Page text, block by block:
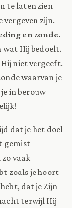
te laten zien
vergeven zijn.
en zonde.
wat Hij bedoelt.
Hij niet vergeeft.
waarvan je
in berouw
dat je het doel
gemist
zo vaak
zoals je hoort
dat je Zijn
terwijl Hij